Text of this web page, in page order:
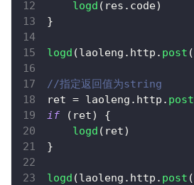
logd ( res . code)
}
logd (laoleng . http . post (
//指定返回值为string
ret = laoleng . http . post
if
( ret)
{
logd ( ret)
}
logd (laoleng . http . post (